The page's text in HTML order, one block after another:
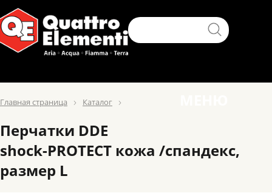
Главная страница Каталог
Перчатки DDE
shock-PROTECT кожа /спандекс,
размер L